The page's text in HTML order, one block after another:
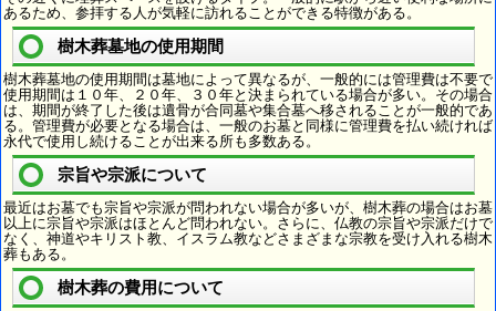
あるため、参拝する人が気軽に訪れることができる特徴がある。
樹木葬墓地の使用期間
樹木葬墓地の使用期間は墓地によって異なるが、一般的には管理費は不要で
使用期間は１０年、２０年、３０年と決まられている場合が多い。その場合
は、期間が終了した後は遺骨が合同墓や集合墓へ移されることが一般的であ
る。管理費が必要となる場合は、一般のお墓と同様に管理費を払い続ければ
永代で使用し続けることが出来る所も多数ある。
宗旨や宗派について
最近はお墓でも宗旨や宗派が問われない場合が多いが、樹木葬の場合はお墓
以上に宗旨や宗派はほとんど問われない。さらに、仏教の宗旨や宗派だけで
なく、神道やキリスト教、イスラム教などさまざまな宗教を受け入れる樹木
葬もある。
樹木葬の費用について